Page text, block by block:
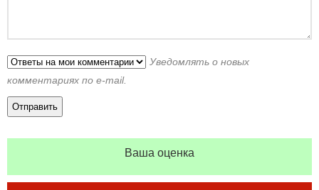
Уведомлять о новых
комментариях по e-mail.
Ваша оценка